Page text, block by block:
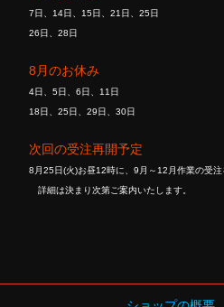
7日、14日、15日、21日、25日
26日、28日
8月のお休み
4日、5日、6日、11日
18日、25日、29日、30日
次回の受注再開予定
8月25日(火)お昼12時に、9月～12月作業の受注
詳細は決まり次第ご案内いたします。